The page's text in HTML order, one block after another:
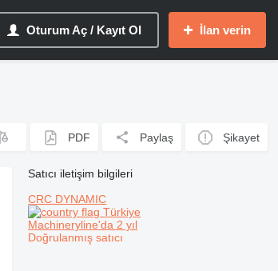
Oturum Aç / Kayıt Ol İlan verin
PDF Paylaş Şikayet
Satıcı iletişim bilgileri
CRC DYNAMIC
Türkiye
Machineryline'da 2 yıl
Doğrulanmış satıcı